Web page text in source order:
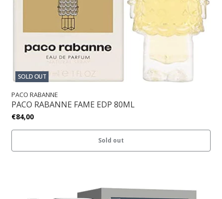
SOLD OUT
PACO RABANNE
PACO RABANNE FAME EDP 80ML
€84,00
Sold out